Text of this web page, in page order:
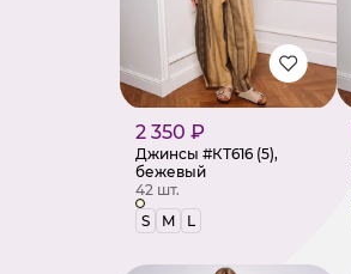
2 350 ₽
Джинсы #КТ616 (5),
бежевый
42 шт.
S
M L